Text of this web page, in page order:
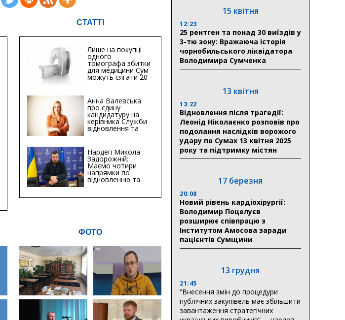
СТАТТІ
Лише на покупці
одного
томографа збитки
для медицини Сум
можуть сягати 20
мільйонів гривень
Анна Валевська
про єдину
кандидатуру на
керівника Служби
відновлення та
інфраструктури у
Хіба...
Нардеп Микола
Задорожній:
Маємо чотири
напрямки по
відновленню та
будівництву
інфраструктури
ФОТО
15 квітня
12:23
25 рентген та понад 30 виїздів у
3-тю зону: Вражаюча історія
чорнобильського ліквідатора
Володимира Сумченка
13 квітня
13:22
Відновлення після трагедії:
Леонід Ніколаєнко розповів про
подолання наслідків ворожого
удару по Сумах 13 квітня 2025
року та підтримку містян
17 березня
20:08
Новий рівень кардіохірургії:
Володимир Поцелуєв
розширює співпрацю з
Інститутом Амосова заради
пацієнтів Сумщини
13 грудня
21:45
“Внесення змін до процедури
публічних закупівель має збільшити
завантаження стратегічних